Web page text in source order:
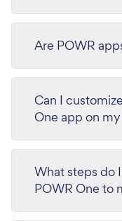
Are POWR
Can I
One app on
What steps do
POWR One to